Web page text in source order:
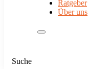
Ratgeber
Über uns
Suche